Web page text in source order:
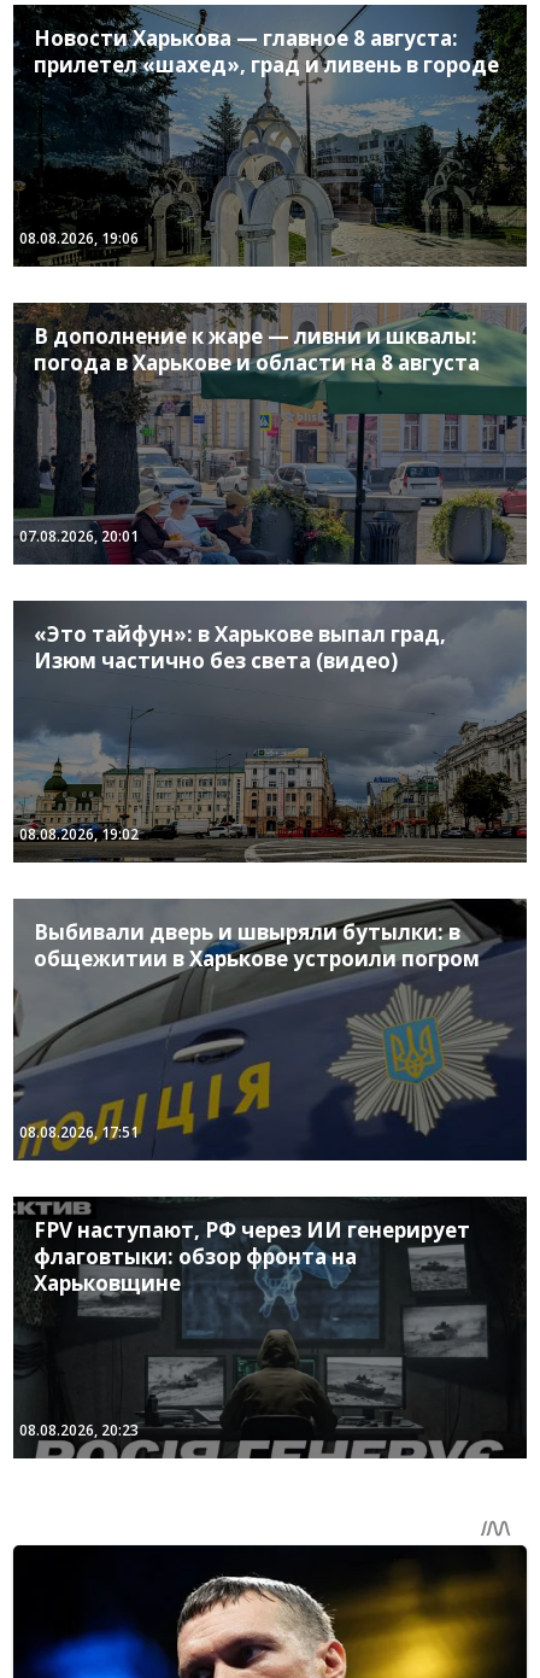
Новости Харькова — главное 8 августа:
прилетел «шахед», град и ливень в городе
08.08.2026, 19:06
В дополнение к жаре — ливни и шквалы:
погода в Харькове и области на 8 августа
07.08.2026, 20:01
«Это тайфун»: в Харькове выпал град,
Изюм частично без света (видео)
08.08.2026, 19:02
Выбивали дверь и швыряли бутылки: в
общежитии в Харькове устроили погром
08.08.2026, 17:51
FPV наступают, РФ через ИИ генерирует
флаговтыки: обзор фронта на
Харьковщине
08.08.2026, 20:23